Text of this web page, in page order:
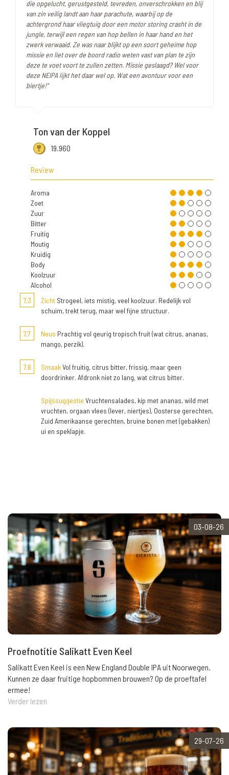
die opgelucht, gerustgesteld, tevreden, onverschrokken en blij
van zin veilig landt aan haar parachute, waarbij op de
achtergrond haar vliegtuig door een motor storing crasht in de
jungle, terwijl een regen van hop bellen in haar hand en het
zwerk verwaaid. Ze was naar blijkt op een soort geheime hop
missie en liet over de boord radio weten vast van plan te zijn
deze te voet voort te zullen zetten. Missie geslaagd? Wel voor
deze NEIPA lijkt het daar wel op. Wat een avontuur voor een
biertje!"
Ton van der Koppel
19.960
Review
Aroma
Zoet
Zuur
Bitter
Fruitig
Moutig
Kruidig
Body
Koolzuur
Alcohol
7,3
Zicht Strogeel, iets mistig, veel koolzuur. Redelijk vol
schuim, trekt terug, maar wel fijne structuur.
7,7 Neus Prachtig vol geurig tropisch fruit (wat citrus, ananas,
mango, perzik).
7,6 SmaakVol fruitig, citrus bitter, frissig, maar geen
doordrinker. Afdronk niet zo lang, wat citrus bitter.
Spijssuggestie Vruchtensalades, kip met ananas, wild met
vruchten, orgaan vlees (lever, niertjes), Oosterse gerechten,
Zuid Amerikaanse gerechten, bruine bonen met (gebakken)
ui en speklapje.
03-08-26
Proefnotitie Salikatt Even Keel
Salikatt Even Keel is een New England Double IPA uit Noorwegen.
Kunnen ze daar fruitige hopbommen brouwen? Op de proeftafel
ermee!
Verder lezen
29-07-26